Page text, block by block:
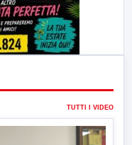
TUTTI I VIDEO